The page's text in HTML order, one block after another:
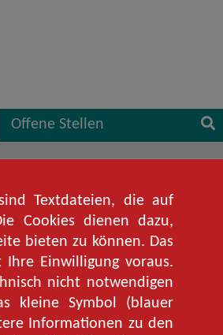
Offene Stellen
Seite existiert nicht.
Pfad korrekt ist.
Textdateien, die auf
Cookies dienen dazu,
bieten zu können. Das
Einwilligung voraus.
nicht notwendigen
kleine Symbol (blauer
Informationen zu den